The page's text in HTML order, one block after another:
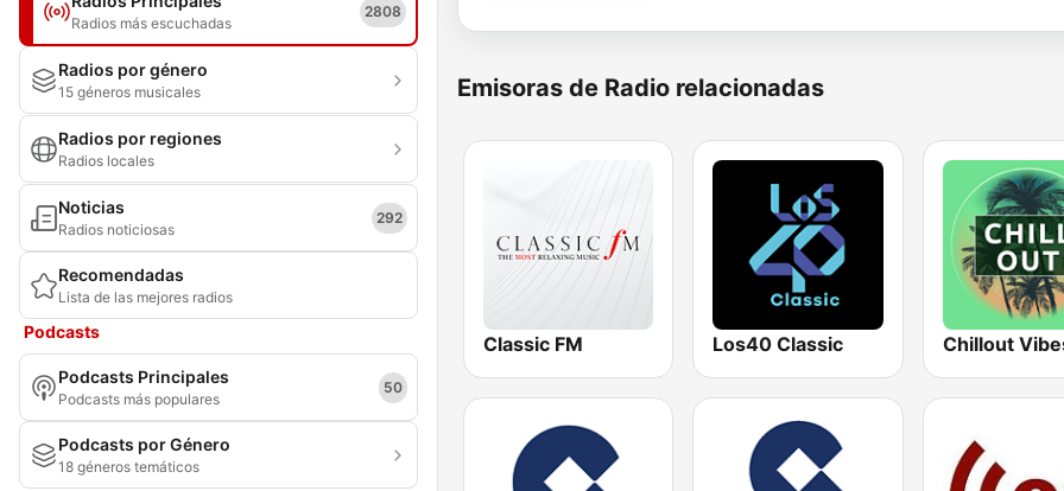
Radios más escuchadas
2808
Radios por género
15 géneros musicales
Radios por regiones
Radios locales
Noticias
Radios noticiosas
292
Recomendadas
Lista de las mejores radios
Podcasts
Podcasts Principales
Podcasts más populares
50
Podcasts por Género
18 géneros temáticos
Emisoras de Radio relacionadas
Classic FM Los40 Classic Chillout